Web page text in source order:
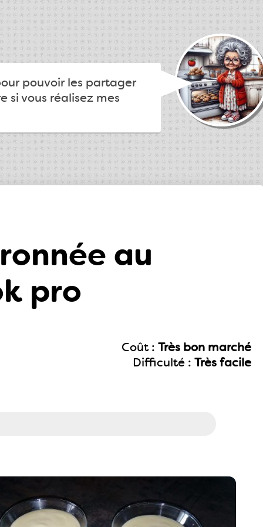
pouvoir les partager
si vous réalisez mes
au
pro
Coût : Très bon marché
Difficulté : Très facile